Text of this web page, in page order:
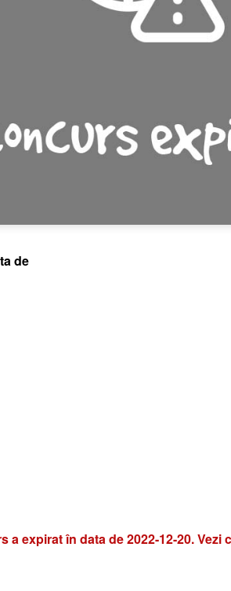
de
a expirat în data de 2022-12-20. Vezi